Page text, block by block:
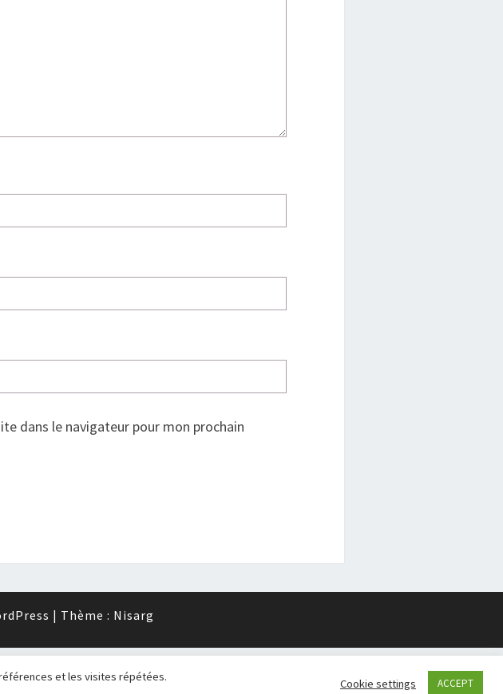
dans le navigateur pour mon prochain
| Thème : Nisarg
et les visites répétées.
Cookie settings ACCEPT